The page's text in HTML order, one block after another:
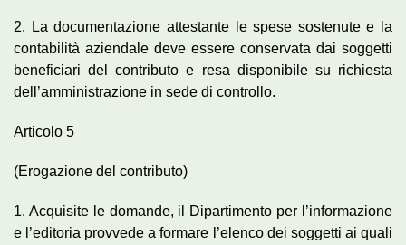
2. La documentazione attestante le spese sostenute e la
contabilità aziendale deve essere conservata dai soggetti
beneficiari del contributo e resa disponibile su richiesta
dell’amministrazione in sede di controllo.
Articolo 5
(Erogazione del contributo)
1. Acquisite le domande, il Dipartimento per l’informazione
e l’editoria provvede a formare l’elenco dei soggetti ai quali